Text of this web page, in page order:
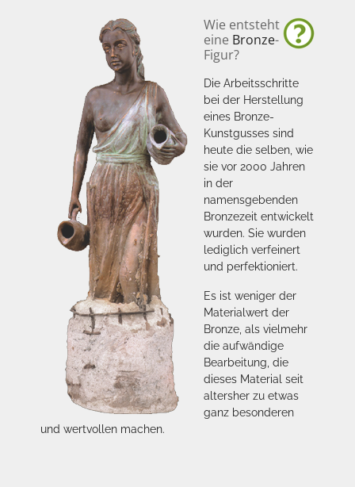
Wie entsteht
eine Bronze-
Figur?
Die Arbeitsschritte
bei der Herstellung
eines Bronze-
Kunstgusses sind
heute die selben, wie
sie vor 2000 Jahren
in der
namensgebenden
Bronzezeit entwickelt
wurden. Sie wurden
lediglich verfeinert
und perfektioniert.
Es ist weniger der
Materialwert der
Bronze, als vielmehr
die aufwändige
Bearbeitung, die
dieses Material seit
altersher zu etwas
ganz besonderen
und wertvollen machen.